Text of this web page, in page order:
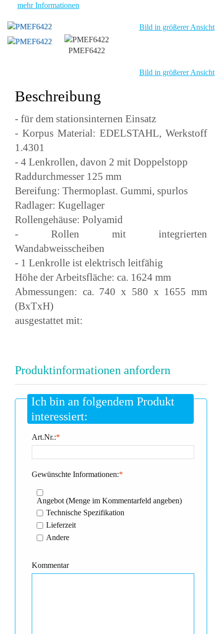
mehr Informationen
Bild in größerer Ansicht
PMEF6422
Bild in größerer Ansicht
Beschreibung
- für dem stationsinternen Einsatz
- Korpus Material: EDELSTAHL, Werkstoff
1.4301
- 4 Lenkrollen, davon 2 mit Doppelstopp
Raddurchmesser 125 mm
Bereifung: Thermoplast. Gummi, spurlos
Radlager: Kugellager
Rollengehäuse: Polyamid
- Rollen mit integrierten
Wandabweisscheiben
- 1 Lenkrolle ist elektrisch leitfähig
Höhe der Arbeitsfläche: ca. 1624 mm
Abmessungen: ca. 740 x 580 x 1655 mm
(BxTxH)
ausgestattet mit:
Produktinformationen anfordern
Ich bin an folgendem Produkt
interessiert:
*
Art.Nr.:
*
Gewünschte Informationen:
Angebot (Menge im Kommentarfeld angeben)
Technische Spezifikation
Lieferzeit
Andere
Kommentar